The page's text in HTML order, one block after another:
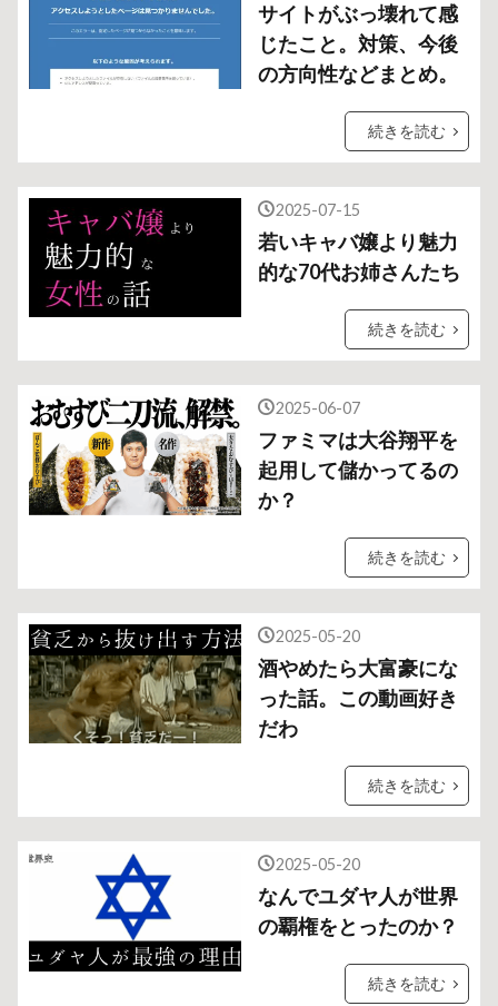
サイトがぶっ壊れて感
じたこと。対策、今後
の方向性などまとめ。
続きを読む
2025-07-15
若いキャバ嬢より魅力
的な70代お姉さんたち
続きを読む
2025-06-07
ファミマは大谷翔平を
起用して儲かってるの
か？
続きを読む
2025-05-20
酒やめたら大富豪にな
った話。この動画好き
だわ
続きを読む
2025-05-20
なんでユダヤ人が世界
の覇権をとったのか？
続きを読む